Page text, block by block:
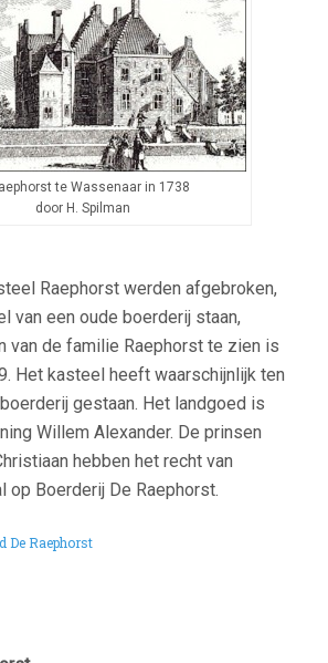
te Wassenaar in 1738
door H. Spilman
Raephorst werden afgebroken,
van een oude boerderij staan,
van de familie Raephorst te zien is
Het kasteel heeft waarschijnlijk ten
gestaan. Het landgoed is
Willem Alexander. De prinsen
hebben het recht van
op Boerderij De Raephorst.
De Raephorst